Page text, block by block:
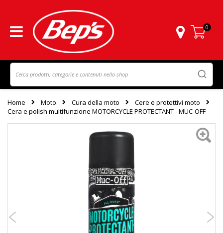
Carrello
0
Home Moto Cura della moto
Cere e protettivi moto
Cera e polish multifunzione MOTORCYCLE PROTECTANT - MUC-OFF